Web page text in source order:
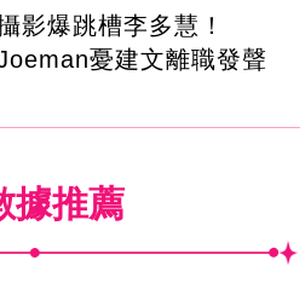
影爆跳槽李多慧！
憂建文離職發聲
據推薦